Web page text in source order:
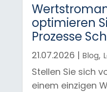
optimieren
Prozesse
21.07.2026 | Blog,
Stellen Sie sich
einem einzigen